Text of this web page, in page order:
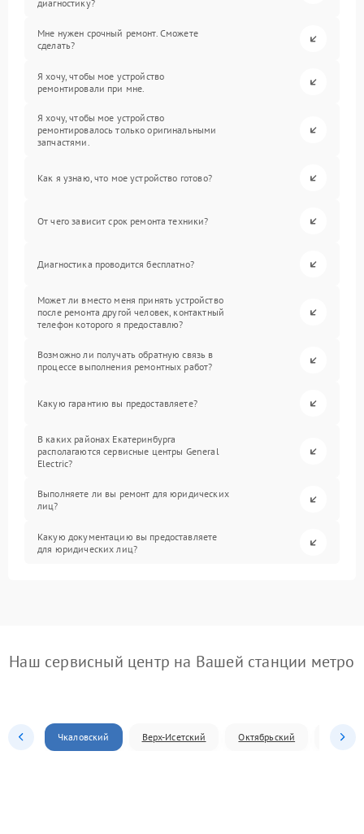
диагностику?
Мне нужен срочный ремонт. Сможете
сделать?
Я хочу, чтобы мое устройство
ремонтировали при мне.
Я хочу, чтобы мое устройство
ремонтировалось только оригинальными
запчастями.
Как я узнаю, что мое устройство готово?
От чего зависит срок ремонта техники?
Диагностика проводится бесплатно?
Может ли вместо меня принять устройство
после ремонта другой человек, контактный
телефон которого я предоставлю?
Возможно ли получать обратную связь в
процессе выполнения ремонтных работ?
Какую гарантию вы предоставляете?
В каких районах Екатеринбурга
располагаются сервисные центры General
Electric?
Выполняете ли вы ремонт для юридических
лиц?
Какую документацию вы предоставляете
для юридических лиц?
Наш сервисный центр на Вашей станции метро
Чкаловский Верх-Исетский Октябрьский